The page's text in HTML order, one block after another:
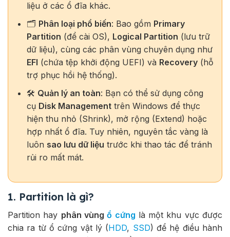
liệu ở các ổ đĩa khác.
🗂️ Phân loại phổ biến: Bao gồm Primary
Partition (để cài OS), Logical Partition (lưu trữ
dữ liệu), cùng các phân vùng chuyên dụng như
EFI (chứa tệp khởi động UEFI) và Recovery(hỗ
trợ phục hồi hệ thống).
🛠️ Quản lý an toàn: Bạn có thể sử dụng công
cụ Disk Managementtrên Windows để thực
hiện thu nhỏ (Shrink), mở rộng (Extend) hoặc
hợp nhất ổ đĩa. Tuy nhiên, nguyên tắc vàng là
luôn sao lưu dữ liệu trước khi thao tác để tránh
rủi ro mất mát.
1. Partition là gì?
Partition hay phân vùngổ cứng là một khu vực được
chia ra từ ổ cứng vật lý (HDD, SSD) để hệ điều hành